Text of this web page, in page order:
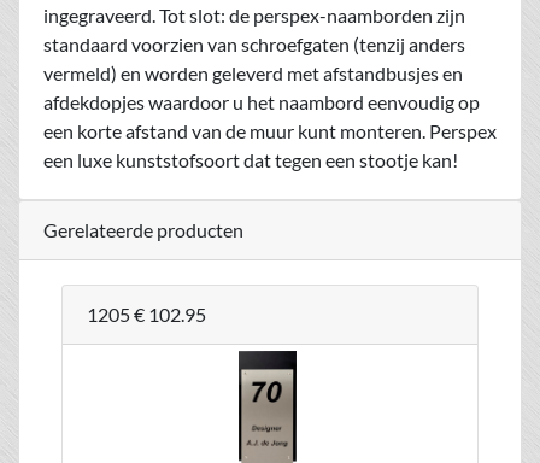
ingegraveerd. Tot slot: de perspex-naamborden zijn
standaard voorzien van schroefgaten (tenzij anders
vermeld) en worden geleverd met afstandbusjes en
afdekdopjes waardoor u het naambord eenvoudig op
een korte afstand van de muur kunt monteren. Perspex
een luxe kunststofsoort dat tegen een stootje kan!
Gerelateerde producten
1205€ 102.95